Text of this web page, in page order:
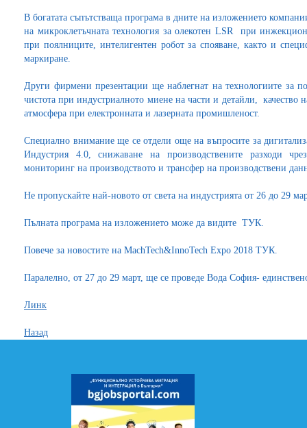
В богатата съпътстваща програма в дните на изложението
на микроклетъчната технология за олекотен LSR при
при поялниците, интелигентен робот за спояване, както и
маркиране.
Други фирмени презентации ще наблегнат на технологиите за
чистота при индустриалното миене на части и детайли, качество
атмосфера при електронната и лазерната промишленост.
Специално внимание ще се отдели още на въпросите за
Индустрия 4.0, снижаване на производствените разходи
мониторинг на производството и трансфер на производствени
Не пропускайте най-новото от света на индустрията от 26 до 29
Пълната програма на изложението може да видите ТУК.
Повече за новостите на МachTech&InnoTech Expo 2018 ТУК.
Паралелно, от 27 до 29 март, ще се проведе Вода София-
Линк
Назад